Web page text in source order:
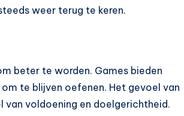
weer terug te keren.
beter te worden. Games bieden
te blijven oefenen. Het gevoel van
voldoening en doelgerichtheid.